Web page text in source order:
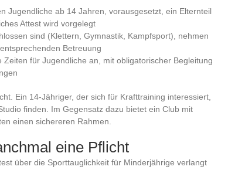
Jugendliche ab 14 Jahren, vorausgesetzt, ein Elternteil
Attest wird vorgelegt
sind (Klettern, Gymnastik, Kampfsport), nehmen
Betreuung
für Jugendliche an, mit obligatorischer Begleitung
Ein 14-Jähriger, der sich für Krafttraining interessiert,
finden. Im Gegensatz dazu bietet ein Club mit
einen sichereren Rahmen.
eine Pflicht
über die Sporttauglichkeit für Minderjährige verlangt